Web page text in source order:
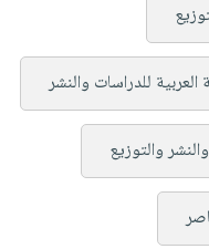
للدراسات والنشر
والتوزيع